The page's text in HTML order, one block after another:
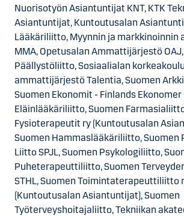
Nuorisotyön Asiantuntijat KNT, KTK
Asiantuntijat, Kuntoutusalan
Lääkäriliitto, Myynnin ja markkinoinnin
MMA, Opetusalan Ammattijärjestö
Päällystöliitto, Sosiaalialan
ammattijärjestö Talentia, Suomen
Suomen Ekonomit - Finlands Ekonomer
Eläinlääkäriliitto, Suomen
Fysioterapeutit ry (Kuntoutusalan
Suomen Hammaslääkäriliitto, Suomen
Liitto SPJL, Suomen Psykologiliitto,
Puheterapeuttiliitto, Suomen
STHL, Suomen Toimintaterapeuttiliitto
(Kuntoutusalan Asiantuntijat), Suomen
Työterveyshoitajaliitto, Tekniikan